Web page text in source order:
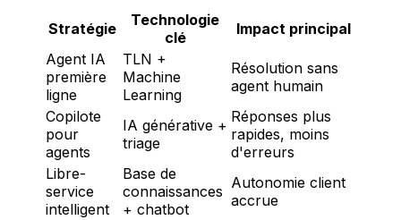
Stratégie
Technologie
clé
Impact principal
Agent IA
première
ligne
TLN +
Machine
Learning
Résolution sans
agent humain
Copilote
pour
agents
IA générative +
triage
Réponses plus
rapides, moins
d'erreurs
Libre-
service
intelligent
Base de
connaissances
+ chatbot
Autonomie client
accrue